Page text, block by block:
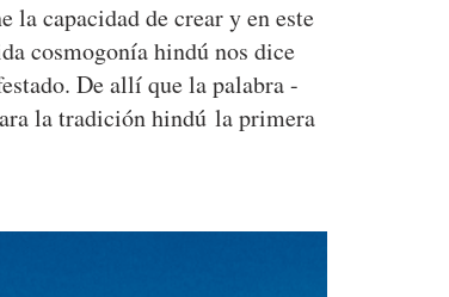
la capacidad de crear y en este
cosmogonía hindú nos dice
De allí que la palabra -
la tradición hindú la primera